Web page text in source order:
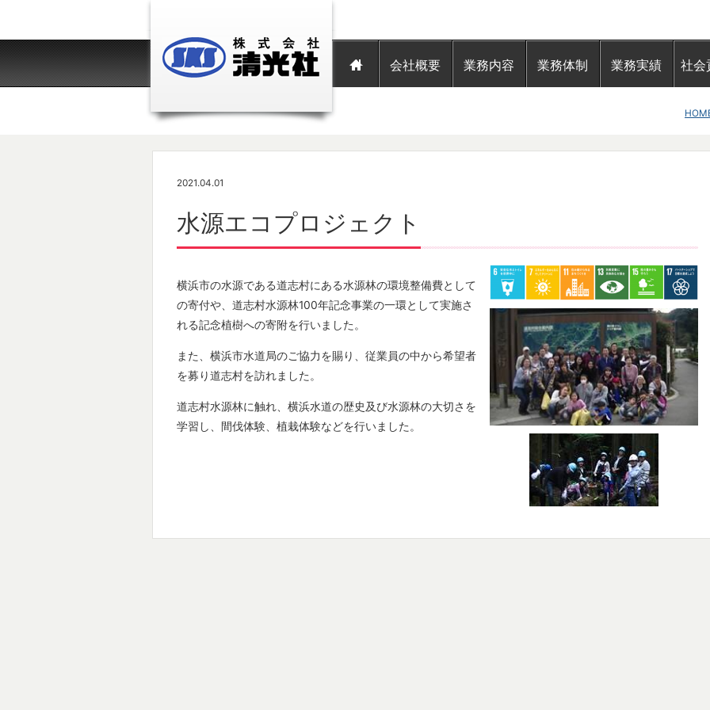
会社概要 業務内容 業務体制 業務実績 社会
2021.04.01
水源エコプロジェクト
横浜市の水源である道志村にある水源林の環境整備費として
の寄付や、道志村水源林100年記念事業の一環として実施さ
れる記念植樹への寄附を行いました。
また、横浜市水道局のご協力を賜り、従業員の中から希望者
を募り道志村を訪れました。
道志村水源林に触れ、横浜水道の歴史及び水源林の大切さを
学習し、間伐体験、植栽体験などを行いました。